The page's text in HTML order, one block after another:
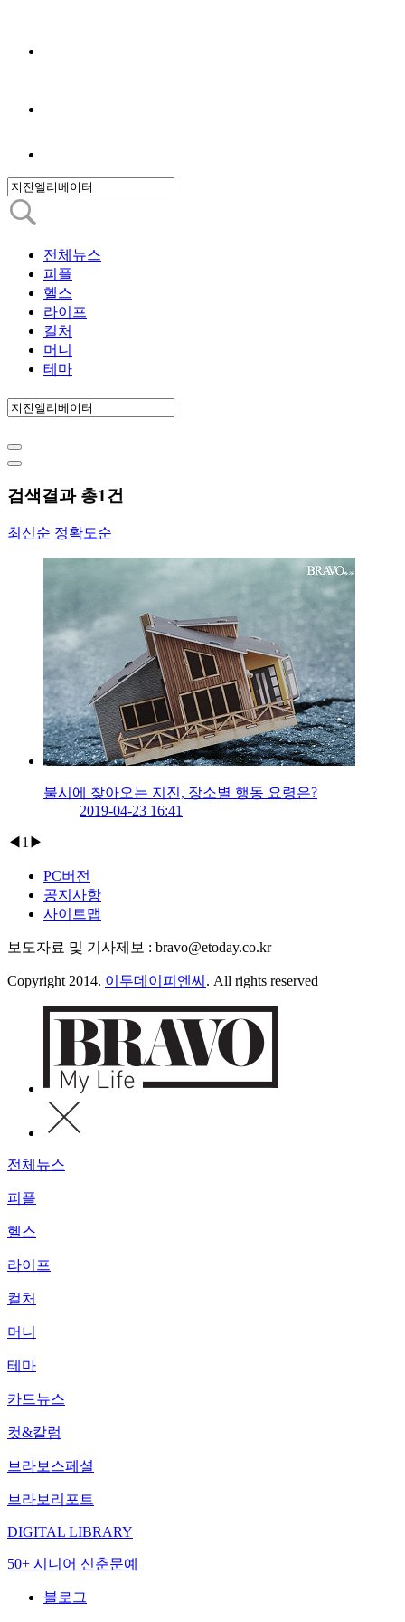
전체뉴스
피플
헬스
라이프
컬처
머니
테마
검색결과 총1건
최신순 정확도순
불시에 찾아오는 지진, 장소별 행동 요령은?
2019-04-23 16:41
◀ 1 ▶
PC버전
공지사항
사이트맵
보도자료 및 기사제보 : bravo@etoday.co.kr
Copyright 2014. 이투데이피엔씨 . All rights reserved
전체뉴스
피플
헬스
라이프
컬처
머니
테마
카드뉴스
컷&칼럼
브라보스페셜
브라보리포트
DIGITAL LIBRARY
50+ 시니어 신춘문예
블로그